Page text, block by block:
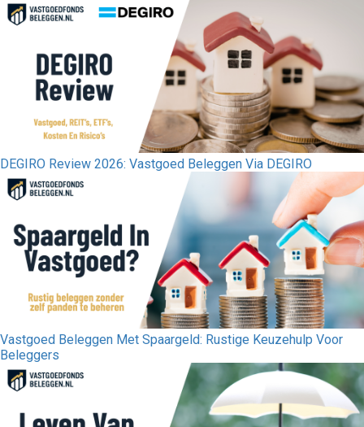
DEGIRO Review 2026: Vastgoed Beleggen Via DEGIRO
Vastgoed Beleggen Met Spaargeld: Rustige Keuzehulp Voor
Beleggers